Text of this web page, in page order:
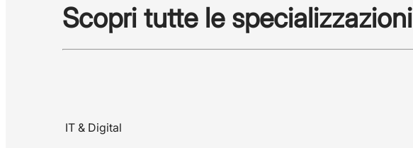
Scopri tutte le specializzazioni
IT & Digital